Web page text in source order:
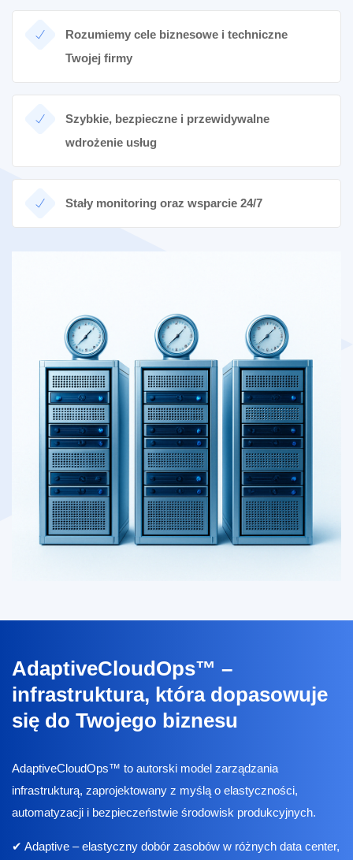
Rozumiemy cele biznesowe i techniczne
Twojej firmy
Szybkie, bezpieczne i przewidywalne
wdrożenie usług
Stały monitoring oraz wsparcie 24/7
AdaptiveCloudOps™ –
infrastruktura, która dopasowuje
się do Twojego biznesu
AdaptiveCloudOps™ to autorski model zarządzania
infrastrukturą, zaprojektowany z myślą o elastyczności,
automatyzacji i bezpieczeństwie środowisk produkcyjnych.
✔ Adaptive – elastyczny dobór zasobów w różnych data center,